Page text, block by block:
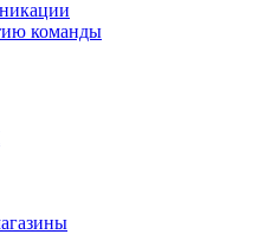
команды